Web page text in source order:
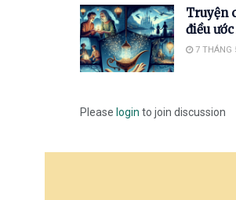
Truyện
điều
7 THÁNG
Please login to join discussion